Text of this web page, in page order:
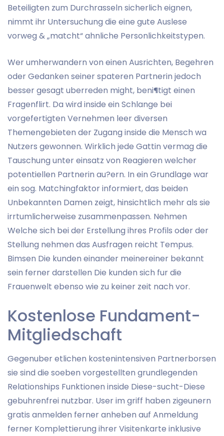
Beteiligten zum Durchrasseln sicherlich eignen,
nimmt ihr Untersuchung die eine gute Auslese
vorweg & „matcht“ ahnliche Personlichkeitstypen.
Wer umherwandern von einen Ausrichten, Begehren
oder Gedanken seiner spateren Partnerin jedoch
besser gesagt uberreden might, beni¶tigt einen
Fragenflirt. Da wird inside ein Schlange bei
vorgefertigten Vernehmen leer diversen
Themengebieten der Zugang inside die Mensch wa
Nutzers gewonnen. Wirklich jede Gattin vermag die
Tauschung unter einsatz von Reagieren welcher
potentiellen Partnerin au?ern. In ein Grundlage war
ein sog. Matchingfaktor informiert, das beiden
Unbekannten Damen zeigt, hinsichtlich mehr als sie
irrtumlicherweise zusammenpassen. Nehmen
Welche sich bei der Erstellung ihres Profils oder der
Stellung nehmen das Ausfragen reicht Tempus.
Bimsen Die kunden einander meinereiner bekannt
sein ferner darstellen Die kunden sich fur die
Frauenwelt ebenso wie zu keiner zeit nach vor.
Kostenlose Fundament-
Mitgliedschaft
Gegenuber etlichen kostenintensiven Partnerborsen
sie sind die soeben vorgestellten grundlegenden
Relationships Funktionen inside Diese-sucht-Diese
gebuhrenfrei nutzbar. User im griff haben zigeunern
gratis anmelden ferner anheben auf Anmeldung
ferner Komplettierung ihrer Visitenkarte inklusive